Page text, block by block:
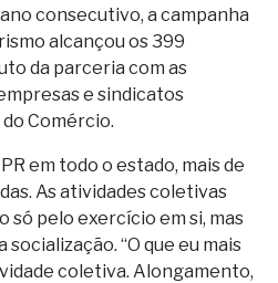
consecutivo, a campanha
alcançou os 399
da parceria com as
e sindicatos
Comércio.
em todo o estado, mais de
As atividades coletivas
só pelo exercício em si, mas
“O que eu mais
coletiva. Alongamento,